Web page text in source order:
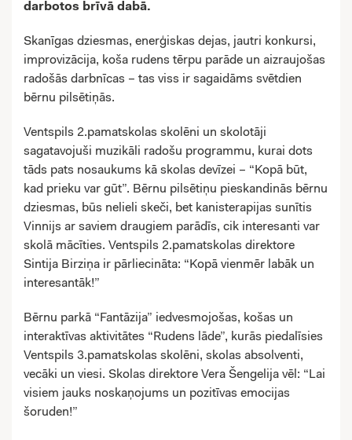
darbotos brīvā dabā.
Skanīgas dziesmas, enerģiskas dejas, jautri konkursi,
improvizācija, koša rudens tērpu parāde un aizraujošas
radošās darbnīcas – tas viss ir sagaidāms svētdien
bērnu pilsētiņās.
Ventspils 2.pamatskolas skolēni un skolotāji
sagatavojuši muzikāli radošu programmu, kurai dots
tāds pats nosaukums kā skolas devīzei – “Kopā būt,
kad prieku var gūt”. Bērnu pilsētiņu pieskandinās bērnu
dziesmas, būs nelieli skeči, bet kanisterapijas sunītis
Vinnijs ar saviem draugiem parādīs, cik interesanti var
skolā mācīties. Ventspils 2.pamatskolas direktore
Sintija Birziņa ir pārliecināta: “Kopā vienmēr labāk un
interesantāk!”
Bērnu parkā “Fantāzija” iedvesmojošas, košas un
interaktīvas aktivitātes “Rudens lāde”, kurās piedalīsies
Ventspils 3.pamatskolas skolēni, skolas absolventi,
vecāki un viesi. Skolas direktore Vera Šengelija vēl: “Lai
visiem jauks noskaņojums un pozitīvas emocijas
šoruden!”